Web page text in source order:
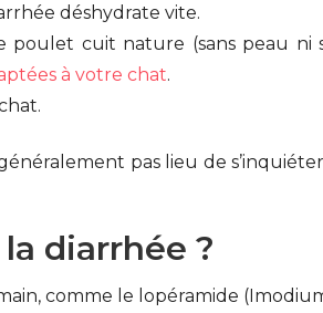
déshydrate vite.
cuit nature (sans peau ni
à votre chat.
pas lieu de
diarrhée ?
comme le lopéramide